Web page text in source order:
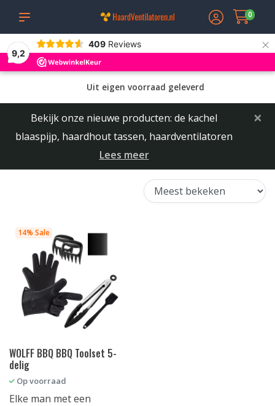
9,2
409 Reviews ×
0
Uit eigen voorraad geleverd
Bekijk onze nieuwe producten: de kachel
blaaspijp, haardhout tassen, haardventilatoren
Lees meer
×
14% Sale
WOLFF BBQ BBQ Toolset 5-
delig
Op voorraad
Elke man met een